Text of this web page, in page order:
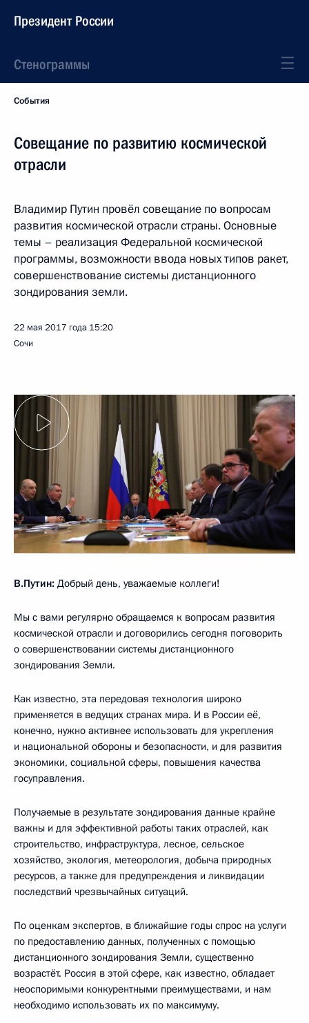
Президент России
Стенограммы
События
Совещание по развитию космической
отрасли
Владимир Путин провёл совещание по вопросам
развития космической отрасли страны. Основные
темы – реализация Федеральной космической
программы, возможности ввода новых типов ракет,
совершенствование системы дистанционного
зондирования земли.
22 мая 2017 года 15:20
Сочи
В.Путин: Добрый день, уважаемые коллеги!
Мы с вами регулярно обращаемся к вопросам развития
космической отрасли и договорились сегодня поговорить
о совершенствовании системы дистанционного
зондирования Земли.
Как известно, эта передовая технология широко
применяется в ведущих странах мира. И в России её,
конечно, нужно активнее использовать для укрепления
и национальной обороны и безопасности, и для развития
экономики, социальной сферы, повышения качества
госуправления.
Получаемые в результате зондирования данные крайне
важны и для эффективной работы таких отраслей, как
строительство, инфраструктура, лесное, сельское
хозяйство, экология, метеорология, добыча природных
ресурсов, а также для предупреждения и ликвидации
последствий чрезвычайных ситуаций.
По оценкам экспертов, в ближайшие годы спрос на услуги
по предоставлению данных, полученных с помощью
дистанционного зондирования Земли, существенно
возрастёт. Россия в этой сфере, как известно, обладает
неоспоримыми конкурентными преимуществами, и нам
необходимо использовать их по максимуму.